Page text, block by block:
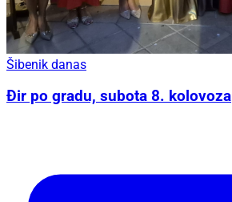
Šibenik danas
Đir po gradu, subota 8. kolovoza